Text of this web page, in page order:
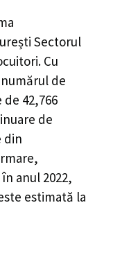
Sectorul
Cu
de
de 42,766
de
din
anul 2022,
estimată la